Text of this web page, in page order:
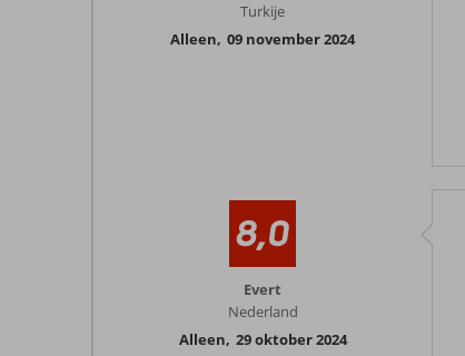
Turkije
Alleen, 09 november 2024
8,0
Evert
Nederland
Alleen, 29 oktober 2024